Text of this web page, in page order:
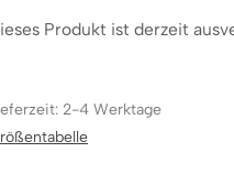
Produkt ist derzeit
2-4 Werktage